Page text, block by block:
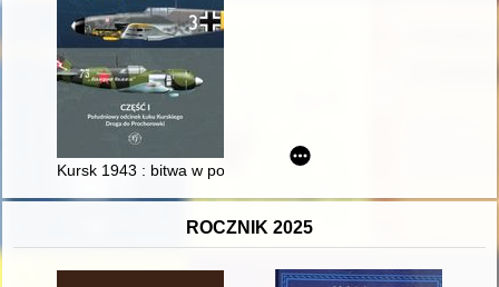
Kursk 1943 : bitwa w powietrzu. Cz. 1,
ROCZNIK 2025